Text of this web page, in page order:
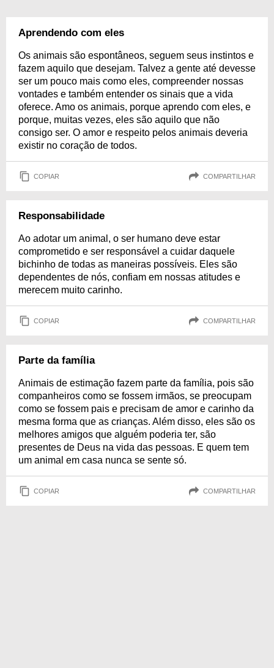
Aprendendo com eles
Os animais são espontâneos, seguem seus instintos e
fazem aquilo que desejam. Talvez a gente até devesse
ser um pouco mais como eles, compreender nossas
vontades e também entender os sinais que a vida
oferece. Amo os animais, porque aprendo com eles, e
porque, muitas vezes, eles são aquilo que não
consigo ser. O amor e respeito pelos animais deveria
existir no coração de todos.
COPIAR COMPARTILHAR
Responsabilidade
Ao adotar um animal, o ser humano deve estar
comprometido e ser responsável a cuidar daquele
bichinho de todas as maneiras possíveis. Eles são
dependentes de nós, confiam em nossas atitudes e
merecem muito carinho.
COPIAR COMPARTILHAR
Parte da família
Animais de estimação fazem parte da família, pois são
companheiros como se fossem irmãos, se preocupam
como se fossem pais e precisam de amor e carinho da
mesma forma que as crianças. Além disso, eles são os
melhores amigos que alguém poderia ter, são
presentes de Deus na vida das pessoas. E quem tem
um animal em casa nunca se sente só.
COPIAR COMPARTILHAR